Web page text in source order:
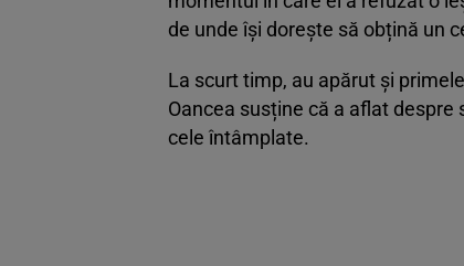
de unde își dorește să obțină un
La scurt timp, au apărut și
Oancea susține că a aflat
cele întâmplate.